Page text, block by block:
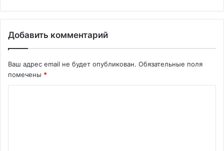
Добавить комментарий
Ваш адрес email не будет опубликован. Обязательные поля
помечены *